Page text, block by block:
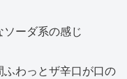
ーダ系の感じ
わっとザ辛口が口の